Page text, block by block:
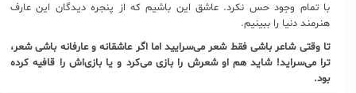
با تمام وجود حس نکرد. عاشق این باشیم که از پنجره دیدگان این عارف
هنرمند دنیا را ببینیم.
تا وقتی شاعر باشی فقط شعر می‌سرایید اما اگر عاشقانه و عارفانه باشی شعر،
ترا می‌سراید! شاید هم او شعرش را بازی می‌کرد و یا بازی‌اش را قافیه کرده
بود.